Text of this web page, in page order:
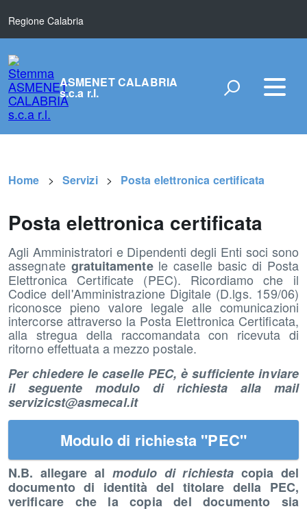
Regione Calabria
ASMENET CALABRIA
s.c.a r.l.
Home Servizi Posta elettronica certificata
Posta elettronica certificata
Agli Amministratori e Dipendenti degli Enti soci sono
assegnate gratuitamentele caselle basic di Posta
Elettronica Certificate (PEC). Ricordiamo che il
Codice dell'Amministrazione Digitale (D.lgs. 159/06)
riconosce pieno valore legale alle comunicazioni
intercorse attraverso la Posta Elettronica Certificata,
alla stregua della raccomandata con ricevuta di
ritorno effettuata a mezzo postale.
Per chiedere le caselle PEC, è sufficiente inviare
il seguente modulo di richiesta alla mail
servizicst@asmecal.it
Modulo di richiesta "PEC"
N.B. allegare al modulo di richiesta copia del
documento di identità del titolare della PEC,
verificare che la copia del documento sia